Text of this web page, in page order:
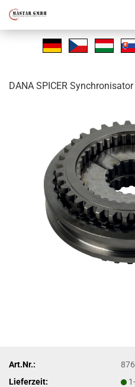
DANA SPI­CER
Art.Nr.:
Lieferzeit: